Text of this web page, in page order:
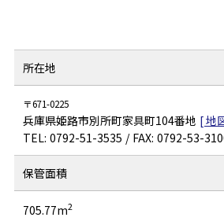
所在地
671-0225
兵庫県姫路市別所町家具町104番地
0792-51-3535
0792-53-
保管面積
705.77m2